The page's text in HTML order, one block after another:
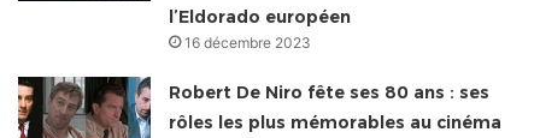
l’Eldorado européen
16 décembre 2023
Robert De Niro fête ses 80 ans : ses
rôles les plus mémorables au cinéma